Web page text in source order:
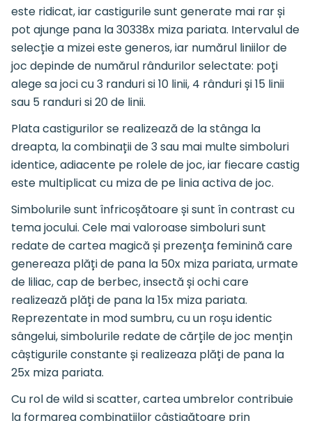
este ridicat, iar castigurile sunt generate mai rar și
pot ajunge pana la 30338x miza pariata. Intervalul de
selecție a mizei este generos, iar numărul liniilor de
joc depinde de numărul rândurilor selectate: poți
alege sa joci cu 3 randuri si 10 linii, 4 rânduri și 15 linii
sau 5 randuri si 20 de linii.
Plata castigurilor se realizează de la stânga la
dreapta, la combinații de 3 sau mai multe simboluri
identice, adiacente pe rolele de joc, iar fiecare castig
este multiplicat cu miza de pe linia activa de joc.
Simbolurile sunt înfricoșătoare și sunt în contrast cu
tema jocului. Cele mai valoroase simboluri sunt
redate de cartea magică și prezența feminină care
genereaza plăți de pana la 50x miza pariata, urmate
de liliac, cap de berbec, insectă și ochi care
realizează plăți de pana la 15x miza pariata.
Reprezentate in mod sumbru, cu un roșu identic
sângelui, simbolurile redate de cărțile de joc mențin
câștigurile constante și realizeaza plăți de pana la
25x miza pariata.
Cu rol de wild si scatter, cartea umbrelor contribuie
la formarea combinatiilor câștigătoare prin